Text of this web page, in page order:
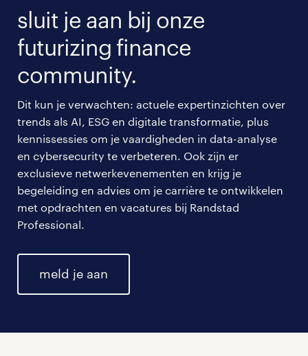
sluit je aan bij onze
futurizing finance
community.
Dit kun je verwachten: actuele expertinzichten over
trends als AI, ESG en digitale transformatie, plus
kennissessies om je vaardigheden in data-analyse
en cybersecurity te verbeteren. Ook zijn er
exclusieve netwerkevenementen en krijg je
begeleiding en advies om je carrière te ontwikkelen
met opdrachten en vacatures bij Randstad
Professional.
meld je aan